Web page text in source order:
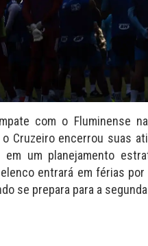
com o Fluminense
o Cruzeiro encerrou suas
em um planejamento
entrará em férias
se prepara para a